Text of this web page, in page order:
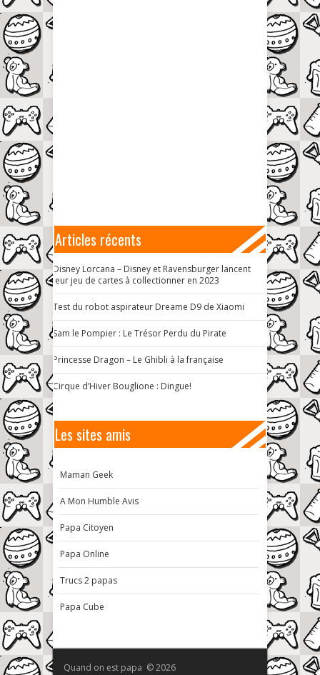
Articles récents
Disney Lorcana – Disney et Ravensburger lancent
leur jeu de cartes à collectionner en 2023
Test du robot aspirateur Dreame D9 de Xiaomi
Sam le Pompier : Le Trésor Perdu du Pirate
Princesse Dragon – Le Ghibli à la française
Cirque d’Hiver Bouglione : Dingue!
Les sites amis
Maman Geek
A Mon Humble Avis
Papa Citoyen
Papa Online
Trucs 2 papas
Papa Cube
Quand on est papa © 2026